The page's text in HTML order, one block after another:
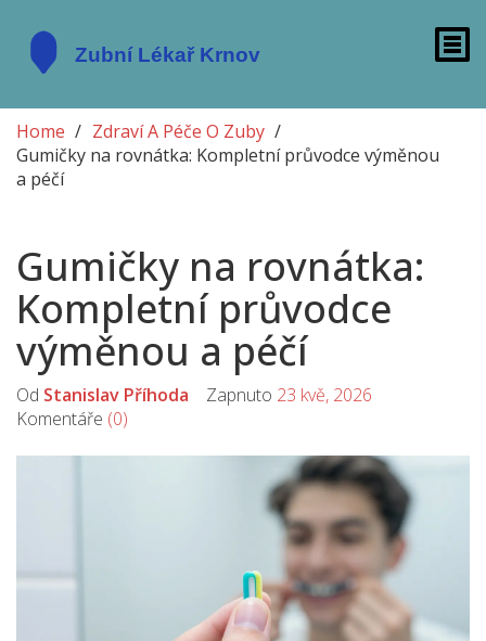
Home
Zdraví A Péče O Zuby
Gumičky na rovnátka: Kompletní průvodce výměnou
a péčí
Gumičky na rovnátka:
Kompletní průvodce
výměnou a péčí
Od Stanislav Příhoda Zapnuto 23 kvě, 2026
Komentáře (0)